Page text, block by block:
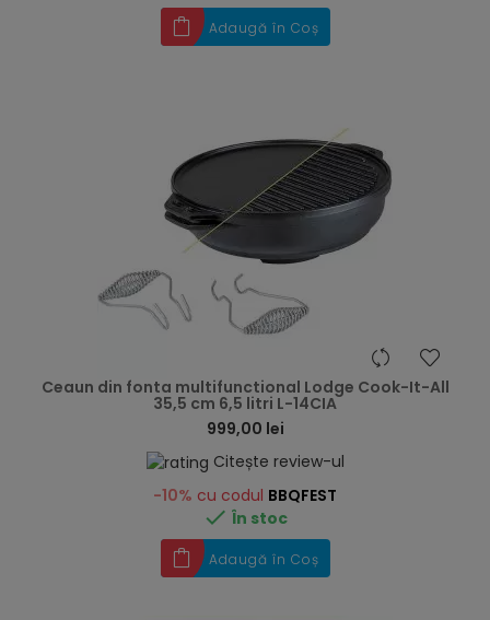
Adaugă în Coș
Ceaun din fonta multifunctional Lodge Cook-It-All
35,5 cm 6,5 litri L-14CIA
999,00 lei
Citește review-ul
-10% cu codul BBQFEST
 În stoc
Adaugă în Coș